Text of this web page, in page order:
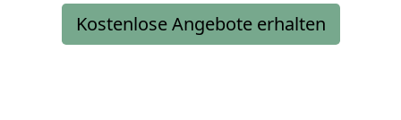
Kostenlose Angebote erhalten